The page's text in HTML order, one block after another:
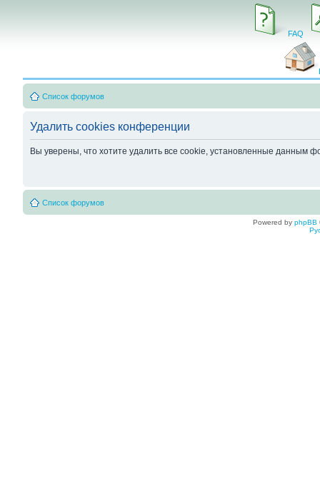
FAQ
Список форумов
Удалить cookies конференции
Вы уверены, что хотите удалить все cookie, установленные данным
Список форумов
Powered by phpBB